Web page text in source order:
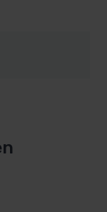
vergelijkbare